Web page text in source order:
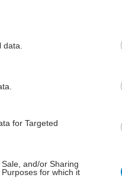
for Targeted
and/or Sharing
for which it
για την
από τη Moderna
σχολική επίδοση